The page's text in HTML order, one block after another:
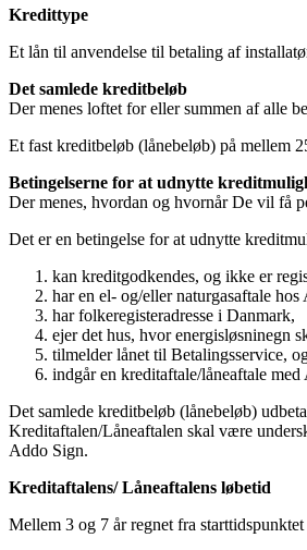
Kredittype
Et lån til anvendelse til betaling af
Det samlede kreditbeløb
Der menes loftet for eller summen af alle
Et fast kreditbeløb (lånebeløb) på mellem
Betingelserne for at udnytte
Der menes, hvordan og hvornår De vil få
Det er en betingelse for at
kan kreditgodkendes, og ikke er
har en el- og/eller naturgasaftale
har folkeregisteradresse i Danmark,
ejer det hus, hvor energisløsninegn
tilmelder lånet til Betalingsservice,
indgår en kreditaftale/låneaftale
Det samlede kreditbeløb (lånebeløb)
Kreditaftalen/Låneaftalen skal være
Addo Sign.
Kreditaftalens/ Låneaftalens løbetid
Mellem 3 og 7 år regnet fra